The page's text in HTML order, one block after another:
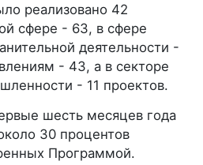
реализовано 42
сфере - 63, в сфере
деятельности -
- 43, а в секторе
- 11 проектов.
шесть месяцев года
30 процентов
Программой.